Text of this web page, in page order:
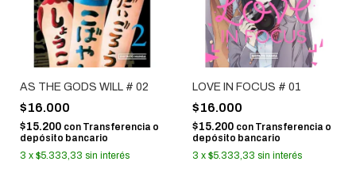
AS THE GODS WILL # 02
$16.000
$15.200 con Transferencia o
depósito bancario
3 x $5.333,33 sin interés
LOVE IN FOCUS # 01
$16.000
$15.200 con Transferencia o
depósito bancario
3 x $5.333,33 sin interés